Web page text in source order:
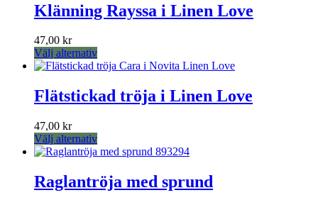
väljas
på
Klänning Rayssa i Linen Love
47,00 kr
Välj alternativDen
här
har
flera
olika
alternativen
väljas
på
Flätstickad tröja i Linen Love
47,00 kr
Välj alternativDen
här
har
flera
Raglantröja med sprund